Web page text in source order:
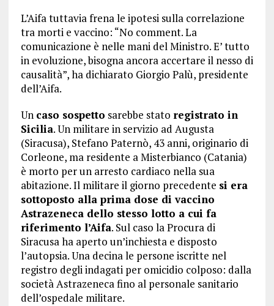
L’Aifa tuttavia frena le ipotesi sulla correlazione
tra morti e vaccino: “No comment. La
comunicazione è nelle mani del Ministro. E’ tutto
in evoluzione, bisogna ancora accertare il nesso di
causalità”, ha dichiarato Giorgio Palù, presidente
dell’Aifa.
Un caso sospetto sarebbe stato registrato in
Sicilia. Un militare in servizio ad Augusta
(Siracusa), Stefano Paternò, 43 anni, originario di
Corleone, ma residente a Misterbianco (Catania)
è morto per un arresto cardiaco nella sua
abitazione. Il militare il giorno precedente si era
sottoposto alla prima dose di vaccino
Astrazeneca dello stesso lotto a cui fa
riferimento l’Aifa. Sul caso la Procura di
Siracusa ha aperto un’inchiesta e disposto
l’autopsia. Una decina le persone iscritte nel
registro degli indagati per omicidio colposo: dalla
società Astrazeneca fino al personale sanitario
dell’ospedale militare.